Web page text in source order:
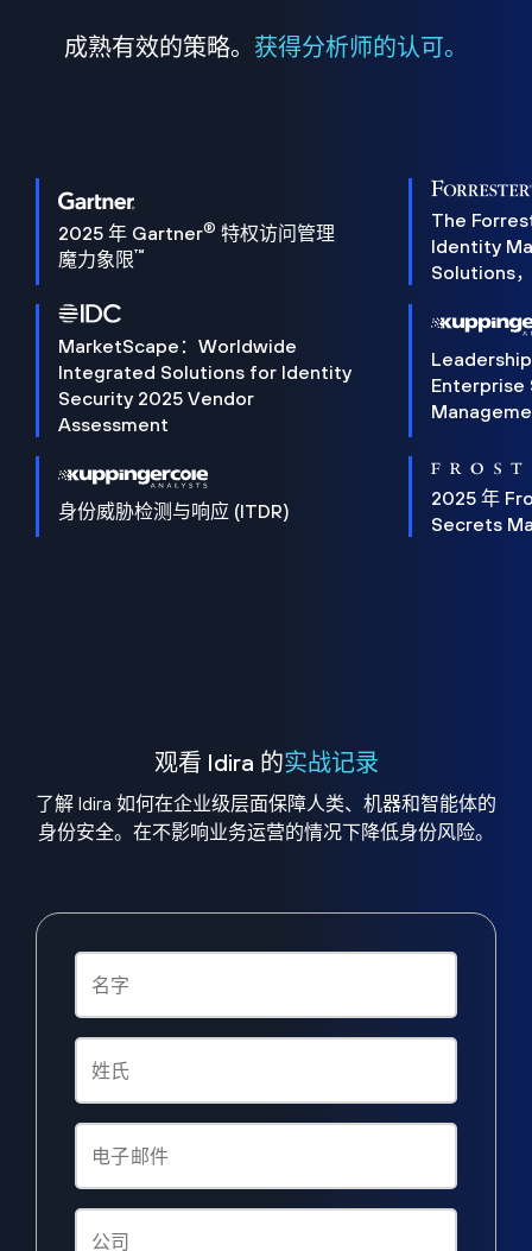
成熟有效的策略。 获得分析师的认可。
2025 年 Gartner® 特权访问管理
魔力象限™
The
Identity
Solutions
MarketScape：Worldwide
Integrated Solutions for Identity
Security 2025 Vendor
Assessment
Enterprise
身份威胁检测与响应 (ITDR)
2025 年
Secrets
观看 Idira 的实战记录
了解 Idira 如何在企业级层面保障人类、机器和智能体的
身份安全。在不影响业务运营的情况下降低身份风险。